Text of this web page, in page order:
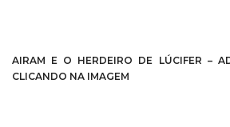
AIRAM E O HERDEIRO DE LÚCIFER –
CLICANDO NA IMAGEM